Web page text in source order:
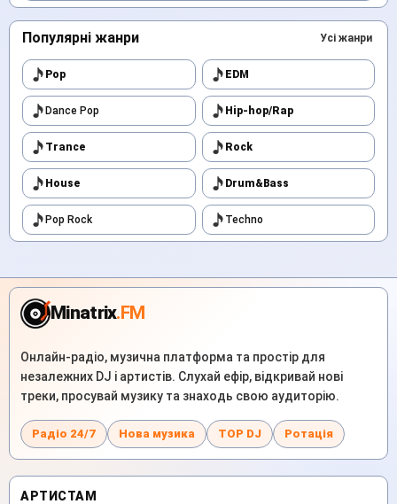
Популярні жанри Усі жанри
Pop EDM
Dance Pop Hip-hop/Rap
Trance Rock
House Drum&Bass
Pop Rock Techno
Minatrix.FM
Онлайн-радіо, музична платформа та простір для
незалежних DJ і артистів. Слухай ефір, відкривай нові
треки, просувай музику та знаходь свою аудиторію.
Радіо 24/7 Нова музика TOP DJ Ротація
АРТИСТАМ